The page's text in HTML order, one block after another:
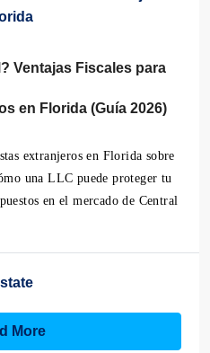
Ventajas Fiscales para
en Florida (Guía 2026)
extranjeros en Florida sobre
una LLC puede proteger tu
en el mercado de Central
More